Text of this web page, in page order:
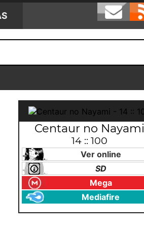
Centaur no Nayami
14 :: 100
Ver online
SD
Mega
Mediafire